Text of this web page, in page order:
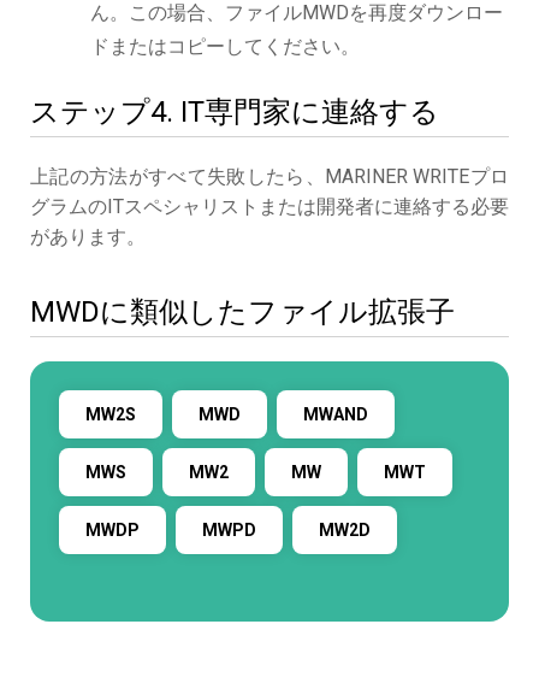
ん。この場合、ファイルMWDを再度ダウンロー
ドまたはコピーしてください。
ステップ4. IT専門家に連絡する
上記の方法がすべて失敗したら、MARINER WRITEプロ
グラムのITスペシャリストまたは開発者に連絡する必要
があります。
MWDに類似したファイル拡張子
MW2S MWD MWAND
MWS MW2 MW MWT
MWDP MWPD MW2D